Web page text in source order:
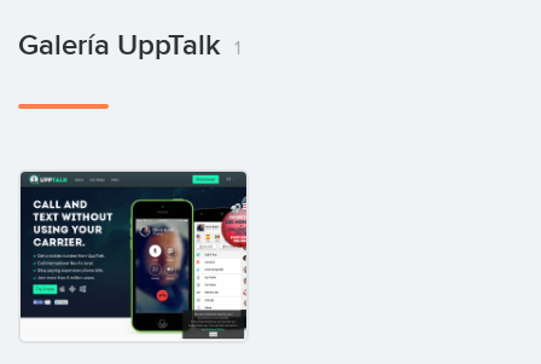
Galería UppTalk 1